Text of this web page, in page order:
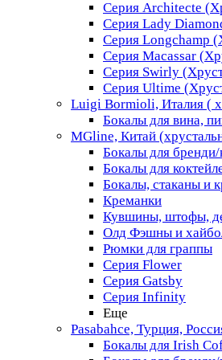
Серия Architecte
Серия Lady
Серия Longchamp
Серия Macassar
Серия Swirly
Серия Ultime
Luigi Bormioli, Италия (
Бокалы для вина,
MGline, Китай
Бокалы для бренди/
Бокалы для
Бокалы, стаканы и
Креманки
Кувшины, штофы,
Олд Фэшны и
Рюмки для граппы
Серия Flower
Серия Gatsby
Серия Infinity
Еще
Pasabahce, Турция,
Бокалы для Irish